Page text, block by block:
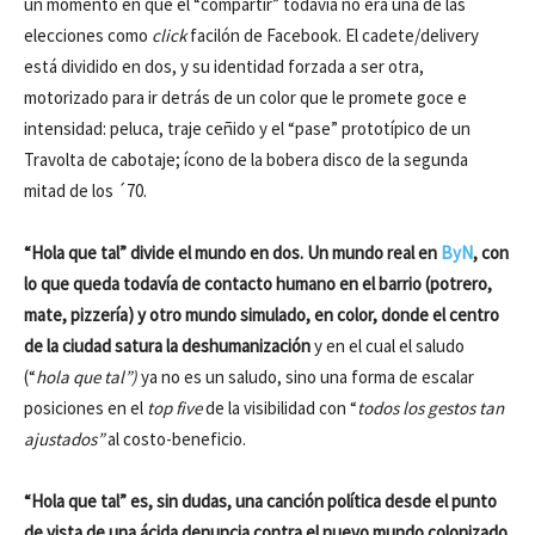
elecciones como clickfacilón de Facebook. El cadete/delivery
está dividido en dos, y su identidad forzada a ser otra,
motorizado para ir detrás de un color que le promete goce e
intensidad: peluca, traje ceñido y el “pase” prototípico de un
Travolta de cabotaje; ícono de la bobera disco de la segunda
mitad de los ´70.
“Hola que tal” divide el mundo en dos. Un mundo real en ByN, con
lo que queda todavía de contacto humano en el barrio (potrero,
mate, pizzería) y otro mundo simulado, en color, donde el centro
de la ciudad satura la deshumanizacióny en el cual el saludo
(“hola que tal”)ya no es un saludo, sino una forma de escalar
posiciones en el top fivede la visibilidad con “todos los gestos tan
ajustados”al costo-beneficio.
“Hola que tal” es, sin dudas, una canción política desde el punto